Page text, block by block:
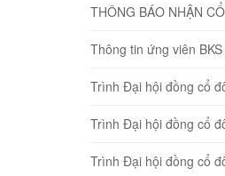
THÔNG BÁO NHẬN
Thông tin ứng viên
Trình Đại hội đồng cổ
Trình Đại hội đồng cổ
Trình Đại hội đồng cổ